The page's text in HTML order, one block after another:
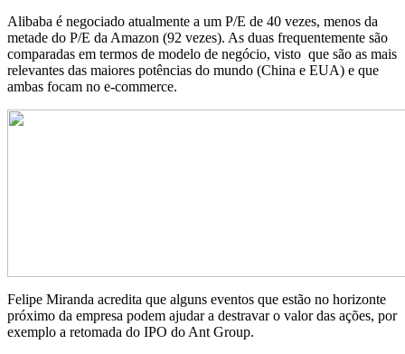
Alibaba é negociado atualmente a um P/E de 40 vezes, menos da
metade do P/E da Amazon (92 vezes). As duas frequentemente são
comparadas em termos de modelo de negócio, visto que são as mais
relevantes das maiores potências do mundo (China e EUA) e que
ambas focam no e-commerce.
Felipe Miranda acredita que alguns eventos que estão no horizonte
próximo da empresa podem ajudar a destravar o valor das ações, por
exemplo a retomada do IPO do Ant Group.